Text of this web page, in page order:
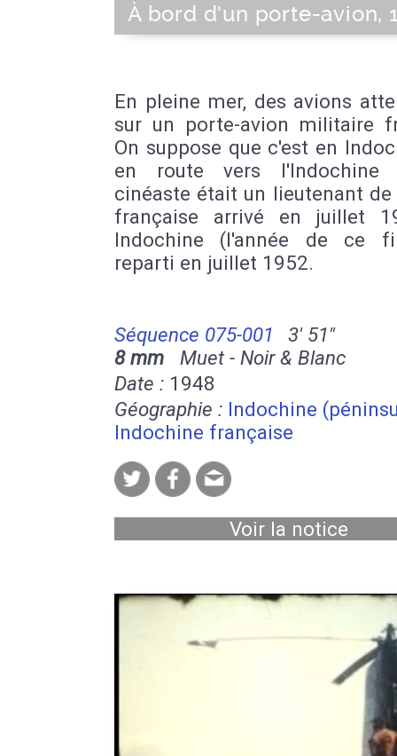
À bord d'un porte-avion,
En pleine mer, des avions
sur un porte-avion militaire
On suppose que c'est en
en route vers
cinéaste était un lieutenant de
française arrivé en juillet
Indochine (l'année de ce
reparti en juillet 1952.
Séquence 075-001
3' 51''
8 mm Muet - Noir & Blanc
Date : 1948
Géographie : Indochine
Indochine française
Voir la notice